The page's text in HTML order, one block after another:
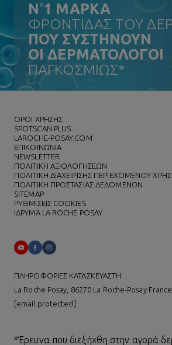
N°1 ΜΑΡΚΑ
ΦΡΟΝΤΙΔΑΣ ΤΟΥ
ΠΟΥ ΣΥΣΤΗΝΟΥΝ
ΟΙ ΔΕΡΜΑΤΟΛΟΓΟΙ
ΠΑΓΚΟΣΜΙΩΣ*
ΌΡΟΙ ΧΡΗΣΗΣ
SPOTSCAN PLUS
LAROCHE-POSAY.COM
ΕΠΙΚΟΙΝΩΝΙΑ
NEWSLETTER
ΠΟΛΙΤΙΚΗ ΑΞΙΟΛΟΓΗΣΕΩΝ
ΠΟΛΙΤΙΚΗ ΔΙΑΧΕΙΡΙΣΗΣ ΠΕΡΙΕΧΟΜΕΝΟΥ
ΠΟΛΙΤΙΚΗ ΠΡΟΣΤΑΣΙΑΣ ΔΕΔΟΜΕΝΩΝ
SITEMAP
ΡΥΘΜΙΣΕΙΣ COOKIES
ΙΔΡΥΜΑ LA ROCHE POSAY
ΠΛΗΡΟΦΟΡΙΕΣ ΚΑΤΑΣΚΕΥΑΣΤΗ
La Roche Posay, 86270 La Roche-Posay France,
[email protected]
*Έρευνα που διεξήχθη στην αγορά